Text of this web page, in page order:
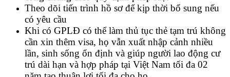
Theo dõi tiến trình hồ sơ để kịp thời bổ sung nếu
có yêu cầu
Khi có GPLĐ có thể làm thủ tục thẻ tạm trú không
cần xin thêm visa, họ vẫn xuất nhập cảnh nhiều
lần, sinh sống ổn định và giúp người lao động cư
trú dài hạn và hợp pháp tại Việt Nam tối đa 02